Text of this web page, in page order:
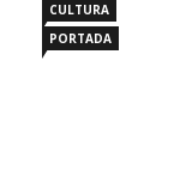
CULTURA
PORTADA